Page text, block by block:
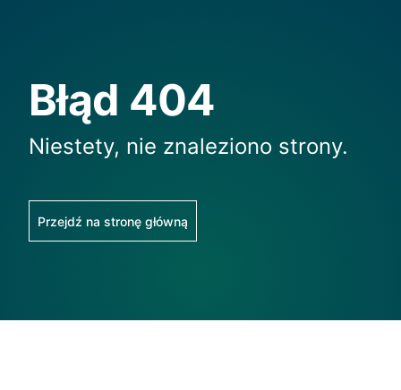
Błąd 404
Niestety, nie znaleziono strony.
Przejdź na stronę główną